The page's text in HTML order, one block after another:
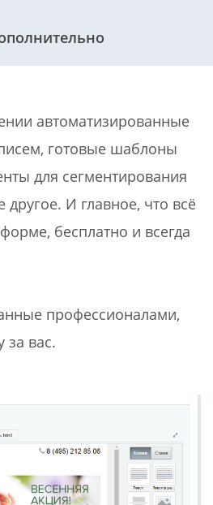
автоматизированные
готовые шаблоны
для сегментирования
другое. И главное, что всё
бесплатно и всегда
профессионалами,
за вас.